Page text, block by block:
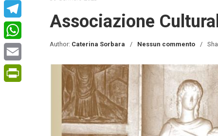
LinkedIn
Telegram
WhatsApp
Email
Associazione
Author: Caterina Sorbara Nessun commento